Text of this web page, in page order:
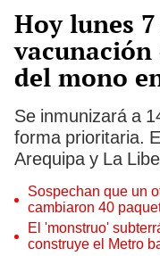
Hoy lunes
del mono
Se inmunizará a
forma prioritaria.
Arequipa y La
Sospechan que un
cambiaron 40
El 'monstruo'
construye el Metro